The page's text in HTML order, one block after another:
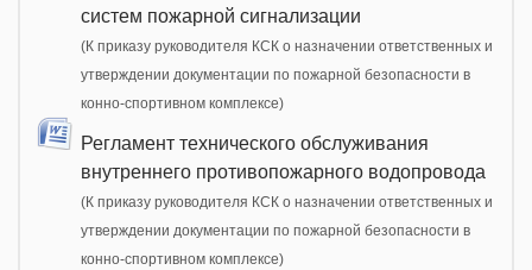
систем пожарной сигнализации
(К приказу руководителя КСК о назначении ответственных и
утверждении документации по пожарной безопасности в
конно-спортивном комплексе)
Регламент технического обслуживания
внутреннего противопожарного водопровода
(К приказу руководителя КСК о назначении ответственных и
утверждении документации по пожарной безопасности в
конно-спортивном комплексе)